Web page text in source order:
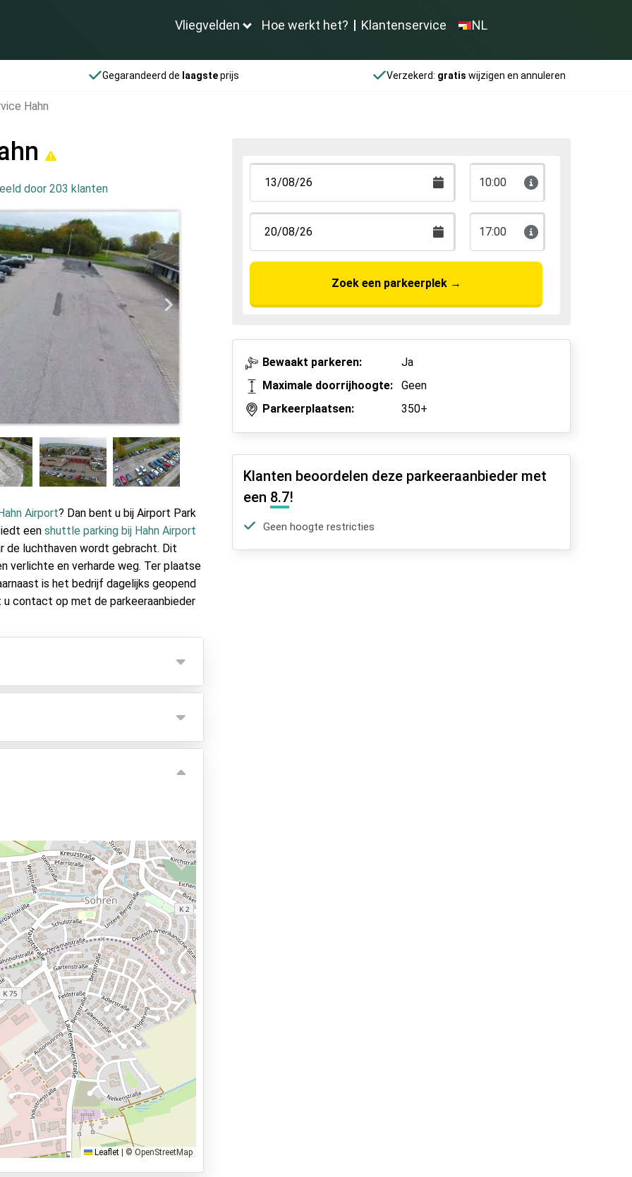
Vliegvelden Hoe werkt het? Klantenservice NL
Gegarandeerd de laagsteprijs Verzekerd: gratis wijzigen en annuleren
Hahn
door 203 klanten
Airport? Dan bent u bij Airport Park
een shuttle parking bij Hahn Airport
de luchthaven wordt gebracht. Dit
verlichte en verharde weg. Ter plaatse
is het bedrijf dagelijks geopend
u contact op met de parkeeraanbieder
de pendeldienst.
Leaflet © OpenStreetMap
10:00
17:00
Zoek een parkeerplek→
Bewaakt parkeren:
Ja
Maximale doorrijhoogte:
Geen
Parkeerplaatsen:
350+
Klanten beoordelen deze parkeeraanbieder met
een 8.7!
Geen hoogte restricties